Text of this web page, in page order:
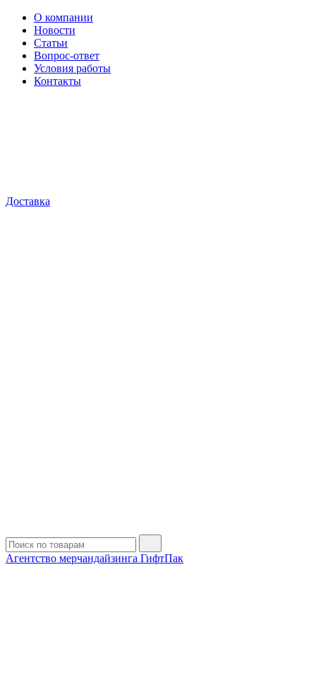
О компании
Новости
Статьи
Вопрос-ответ
Условия работы
Контакты
Доставка
Агентство мерчандайзинга ГифтПак